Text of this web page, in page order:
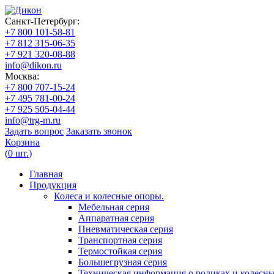
Санкт-Петербург:
+7 800 101-58-81
+7 812 315-06-35
+7 921 320-08-88
info@dikon.ru
Москва:
+7 800 707-15-24
+7 495 781-00-24
+7 925 505-04-44
info@trg-m.ru
Задать вопрос Заказать звонок
Корзина
(0 шт.)
Главная
Продукция
Колеса и колесные опоры.
Мебельная серия
Аппаратная серия
Пневматическая серия
Транспортная серия
Термостойкая серия
Большегрузная серия